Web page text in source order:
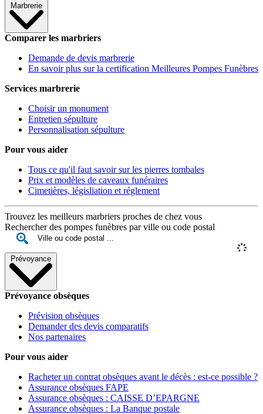
Marbrerie
Comparer les marbriers
Demande de devis marbrerie
En savoir plus sur la certification Meilleures Pompes Funèbres
Services marbrerie
Choisir un monument
Entretien sépulture
Personnalisation sépulture
Pour vous aider
Tous ce qu'il faut savoir sur les pierres tombales
Prix et modèles de caveaux funéraires
Cimetières, législiation et réglement
Trouvez les meilleurs marbriers proches de chez vous
Rechercher des pompes funèbres par ville ou code postal
Prévoyance
Prévoyance obsèques
Prévision obsèques
Demander des devis comparatifs
Nos partenaires
Pour vous aider
Racheter un contrat obsèques avant le décès : est-ce possible ?
Assurance obsèques FAPE
Assurance obsèques : CAISSE D’EPARGNE
Assurance obsèques : La Banque postale